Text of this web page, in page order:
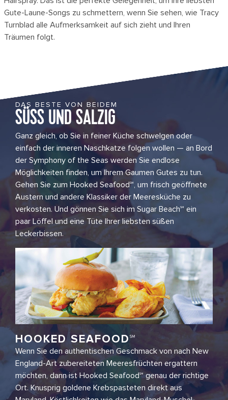
Gute-Laune-Songs zu schmettern, wenn Sie sehen, wie Tracy
Turnblad alle Aufmerksamkeit auf sich zieht und Ihren
Träumen folgt.
DAS BESTE VON BEIDEM
SÜSS UND SALZIG
Ganz gleich, ob Sie in feiner Küche schwelgen oder
einfach der inneren Naschkatze folgen wollen — an Bord
der Symphony of the Seas werden Sie endlose
Möglichkeiten finden, um Ihrem Gaumen Gutes zu tun.
Gehen Sie zum Hooked Seafood℠, um frisch geöffnete
Austern und andere Klassiker der Meeresküche zu
verkosten. Und gönnen Sie sich im Sugar Beach℠ ein
paar Löffel und eine Tüte Ihrer liebsten süßen
Leckerbissen.
HOOKED SEAFOOD℠
Wenn Sie den authentischen Geschmack von nach New
England-Art zubereiteten Meeresfrüchten ergattern
möchten, dann ist Hooked Seafood℠ genau der richtige
Ort. Knusprig goldene Krebspasteten direkt aus